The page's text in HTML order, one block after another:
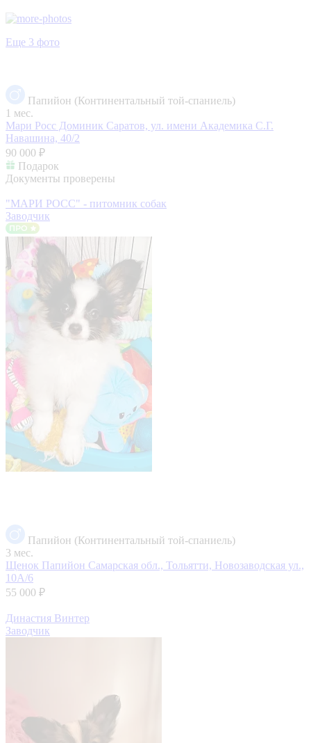
Еще 3 фото
Папийон (Континентальный той-спаниель)
1 мес.
Мари Росс Доминик Саратов, ул. имени Академика С.Г.
Навашина, 40/2
90 000 ₽
Подарок
Документы проверены
"МАРИ РОСС" - питомник собак
Заводчик
Папийон (Континентальный той-спаниель)
3 мес.
Щенок Папийон Самарская обл., Тольятти, Новозаводская ул.,
10А/6
55 000 ₽
Династия Винтер
Заводчик